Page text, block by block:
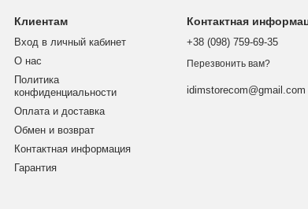
Клиентам
Вход в личный кабинет
О нас
Политика
конфиденциальности
Оплата и доставка
Обмен и возврат
Контактная информация
Гарантия
Контактная
+38 (098) 759-69-35
Перезвонить вам?
idimstorecom@gmail.com